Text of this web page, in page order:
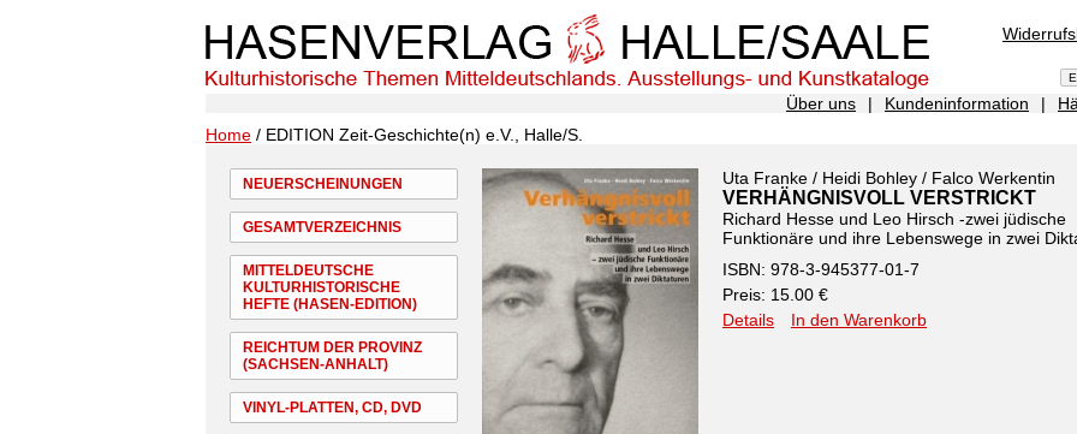
Über uns | Kundeninformation |
Home / EDITION Zeit-Geschichte(n) e.V., Halle/S.
NEUERSCHEINUNGEN
GESAMTVERZEICHNIS
MITTELDEUTSCHE
KULTURHISTORISCHE
HEFTE (HASEN-EDITION)
REICHTUM DER PROVINZ
(SACHSEN-ANHALT)
VINYL-PLATTEN, CD, DVD
Uta Franke / Heidi Bohley / Falco Werkentin
VERHÄNGNISVOLL VERSTRICKT
Richard Hesse und Leo Hirsch -zwei jüdische
Funktionäre und ihre Lebenswege in zwei
ISBN: 978-3-945377-01-7
Preis: 15.00 €
Details
In den Warenkorb